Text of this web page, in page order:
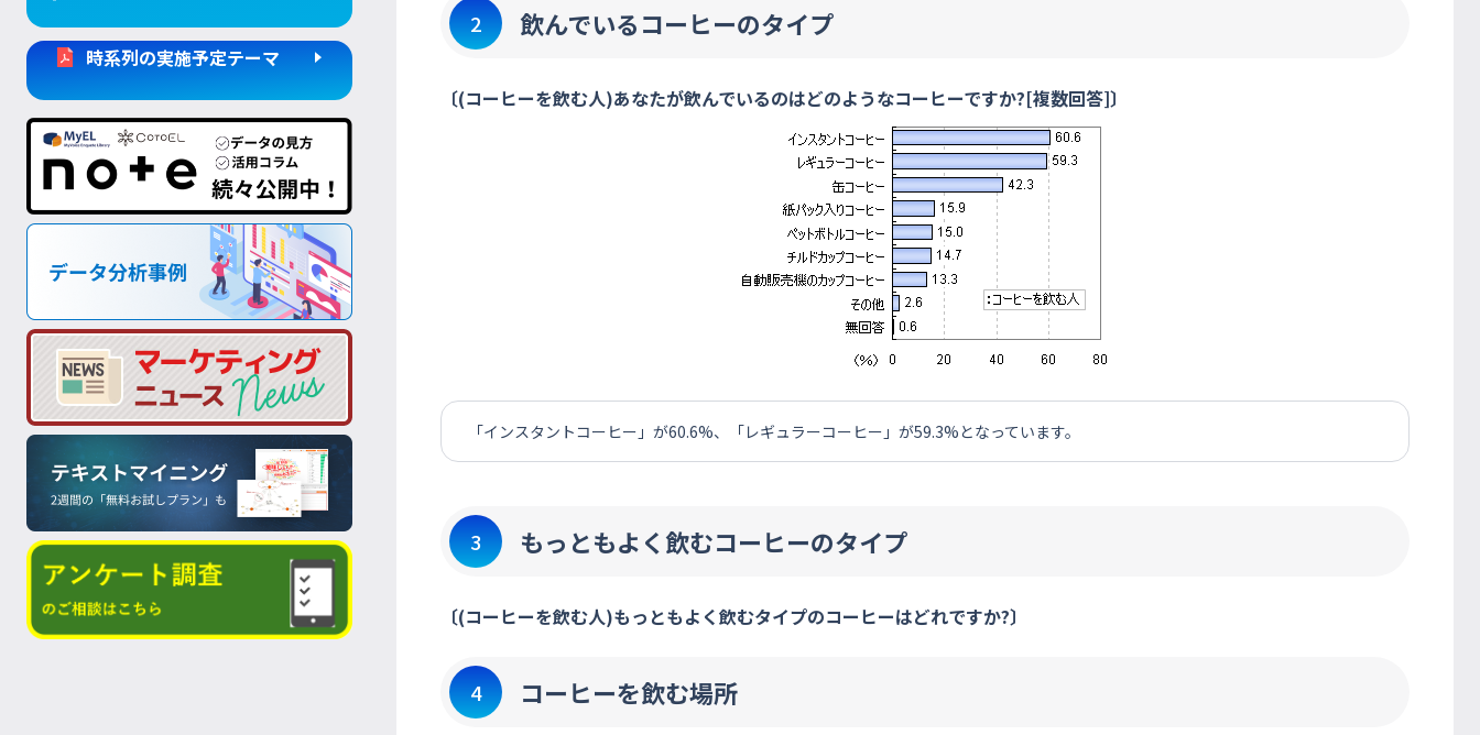
時系列の実施予定テーマ
2 飲んでいるコーヒーのタイプ
〔(コーヒーを飲む人)あなたが飲んでいるのはどのようなコーヒーですか?[複数回答]〕
「インスタントコーヒー」が60.6%、「レギュラーコーヒー」が59.3%となっています。
3 もっともよく飲むコーヒーのタイプ
〔(コーヒーを飲む人)もっともよく飲むタイプのコーヒーはどれですか?〕
4 コーヒーを飲む場所